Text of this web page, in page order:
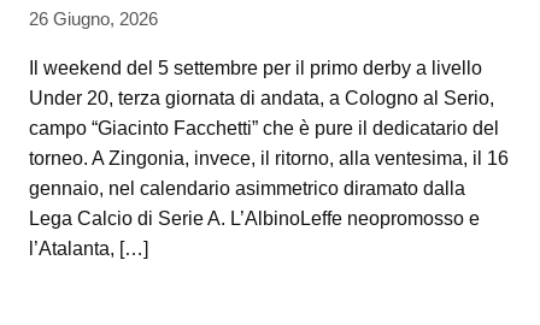
26 Giugno, 2026
Il weekend del 5 settembre per il primo derby a livello
Under 20, terza giornata di andata, a Cologno al Serio,
campo “Giacinto Facchetti” che è pure il dedicatario del
torneo. A Zingonia, invece, il ritorno, alla ventesima, il 16
gennaio, nel calendario asimmetrico diramato dalla
Lega Calcio di Serie A. L’AlbinoLeffe neopromosso e
l’Atalanta, […]